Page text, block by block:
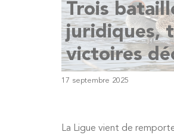
Trois
juridiques,
victoires
17 septembre 2025
La Ligue vient de